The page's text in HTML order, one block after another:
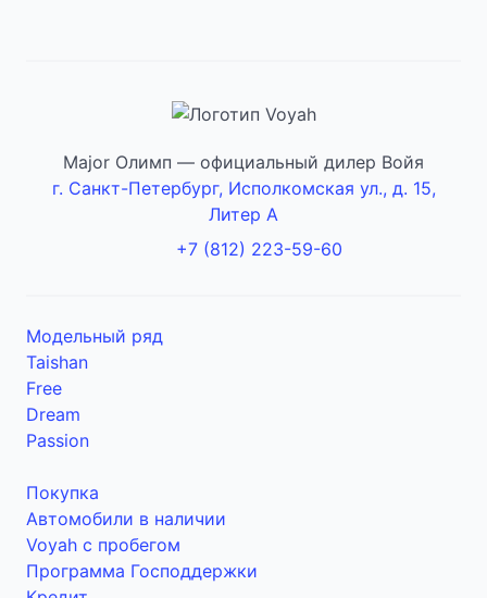
Major Олимп — официальный дилер Войя
г. Санкт-Петербург, Исполкомская ул., д. 15,
Литер А
+7 (812) 223-59-60
Модельный ряд
Taishan
Free
Dream
Passion
Покупка
Автомобили в наличии
Voyah с пробегом
Программа Господдержки